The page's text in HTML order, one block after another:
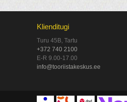
Klienditugi
Turu 45B, Tartu
+372 740 2100
E-R 9.00-17.00
info@tooriistakeskus.ee